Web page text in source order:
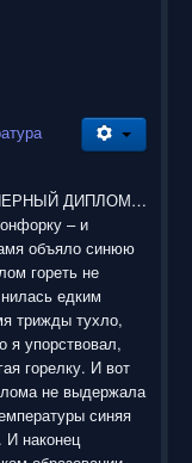
ДИПЛОМ…
– и
объяло синюю
гореть не
едким
трижды тухло,
упорствовал,
горелку. И вот
не выдержала
синяя
И наконец